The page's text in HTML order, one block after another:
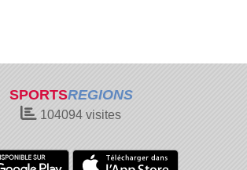
SPORTSREGIONS
104094 visites